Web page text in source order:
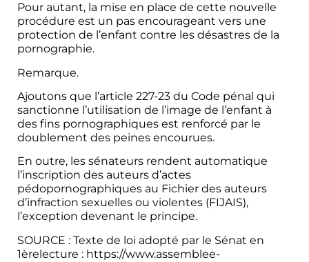
Pour autant, la mise en place de cette nouvelle
procédure est un pas encourageant vers une
protection de l’enfant contre les désastres de la
pornographie.
Remarque.
Ajoutons que l’article 227-23 du Code pénal qui
sanctionne l’utilisation de l’image de l’enfant à
des fins pornographiques est renforcé par le
doublement des peines encourues.
En outre, les sénateurs rendent automatique
l’inscription des auteurs d’actes
pédopornographiques au Fichier des auteurs
d’infraction sexuelles ou violentes (FIJAIS),
l’exception devenant le principe.
SOURCE : Texte de loi adopté par le Sénat en
1èrelecture : https://www.assemblee-